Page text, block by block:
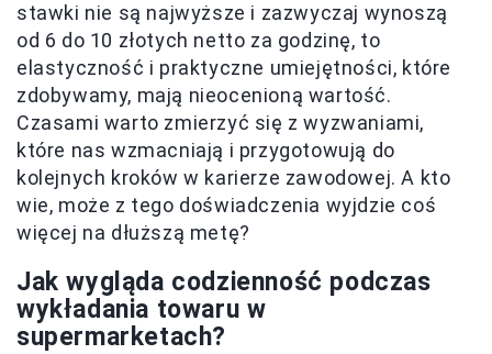
stawki nie są najwyższe i zazwyczaj wynoszą
od 6 do 10 złotych netto za godzinę, to
elastyczność i praktyczne umiejętności, które
zdobywamy, mają nieocenioną wartość.
Czasami warto zmierzyć się z wyzwaniami,
które nas wzmacniają i przygotowują do
kolejnych kroków w karierze zawodowej. A kto
wie, może z tego doświadczenia wyjdzie coś
więcej na dłuższą metę?
Jak wygląda codzienność podczas
wykładania towaru w
supermarketach?